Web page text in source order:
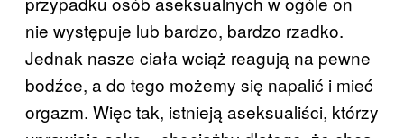
nie występuje lub bardzo, bardzo rzadko.
Jednak nasze ciała wciąż reagują na pewne
bodźce, a do tego możemy się napalić i mieć
orgazm. Więc tak, istnieją aseksualiści, którzy